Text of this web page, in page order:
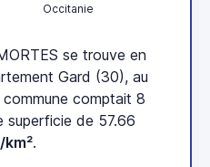
Occitanie
se trouve en
Gard (30), au
comptait 8
superficie de 57.66
km².